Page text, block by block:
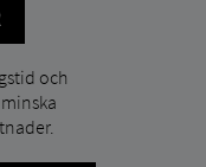
och